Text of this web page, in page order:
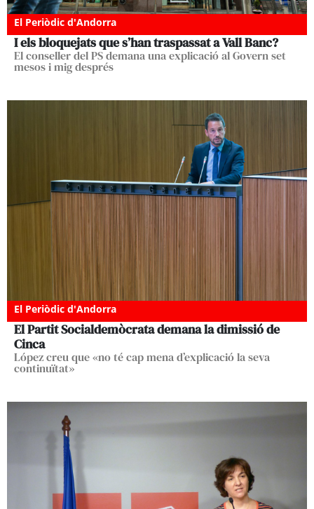
El Periòdic d'Andorra
I els bloquejats que s’han traspassat a Vall Banc?
El conseller del PS demana una explicació al Govern set
mesos i mig després
El Periòdic d'Andorra
El Partit Socialdemòcrata demana la dimissió de
Cinca
López creu que «no té cap mena d’explicació la seva
continuïtat»